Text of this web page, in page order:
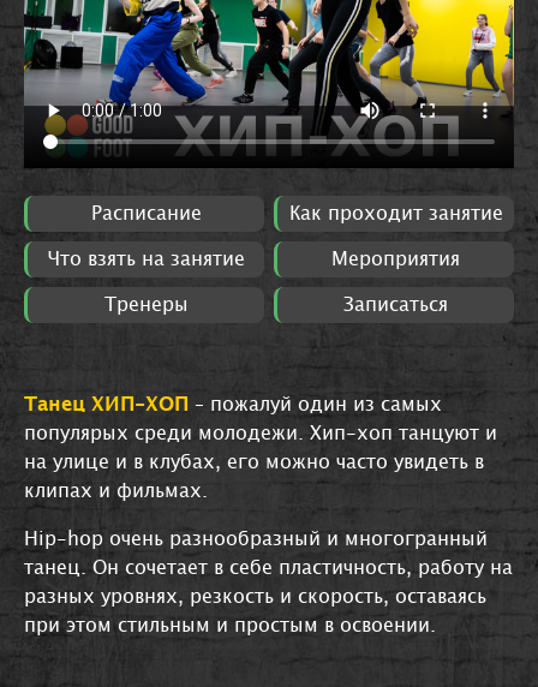
Расписание Как проходит занятие
Что взять на занятие Мероприятия
Тренеры Записаться
Танец ХИП-ХОП – пожалуй один из самых
популярых среди молодежи. Хип-хоп танцуют и
на улице и в клубах, его можно часто увидеть в
клипах и фильмах.
Hip-hop очень разнообразный и многогранный
танец. Он сочетает в себе пластичность, работу на
разных уровнях, резкость и скорость, оставаясь
при этом стильным и простым в освоении.